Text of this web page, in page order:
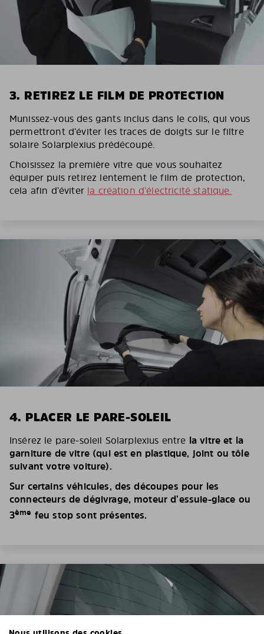
3. RETIREZ LE FILM DE PROTECTION
Munissez-vous des gants inclus dans le colis, qui vous
permettront d’éviter les traces de doigts sur le filtre
solaire Solarplexius prédécoupé.
Choisissez la première vitre que vous souhaitez
équiper puis retirez lentement le film de protection,
cela afin d’éviter la création d’électricité statique.
4. PLACER LE PARE-SOLEIL
Insérez le pare-soleil Solarplexius entre la vitre et la
garniture de vitre (qui est en plastique, joint ou tôle
suivant votre voiture).
Sur certains véhicules, des découpes pour les
connecteurs de dégivrage, moteur d’essuie-glace ou
3ème feu stop sont présentes.